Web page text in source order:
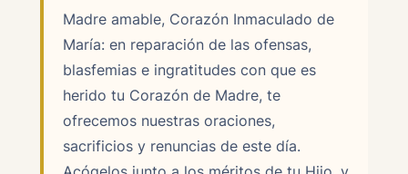
Madre amable, Corazón Inmaculado de
María: en reparación de las ofensas,
blasfemias e ingratitudes con que es
herido tu Corazón de Madre, te
ofrecemos nuestras oraciones,
sacrificios y renuncias de este día.